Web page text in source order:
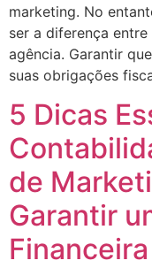
marketing. No
ser a diferença
agência. Garantir
suas obrigações
5 Dicas
de
Garantir